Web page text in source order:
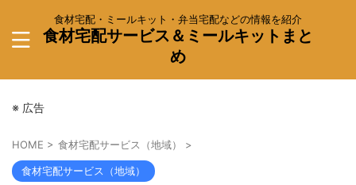
食材宅配・ミールキット・弁当宅配などの情報を紹介
食材宅配サービス＆ミールキットまと
め
※ 広告
HOME > 食材宅配サービス（地域） >
食材宅配サービス（地域）